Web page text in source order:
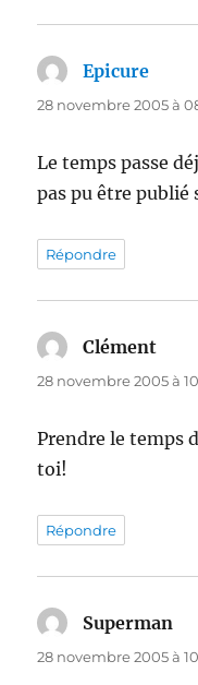
Epicure
28 novembre 2005 à
Le temps passe
pas pu être publié
Répondre
Clément
28 novembre 2005 à
Prendre le temps
toi!
Répondre
Superman
28 novembre 2005 à